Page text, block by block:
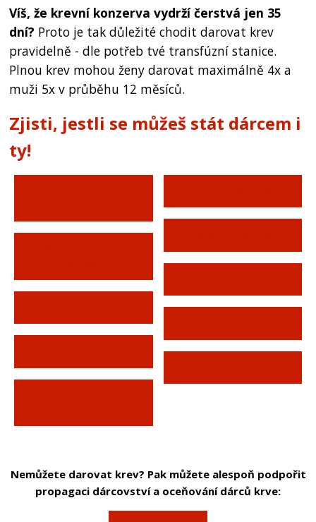
Víš, že krevní konzerva vydrží čerstvá jen 35
dní? Proto je tak důležité chodit darovat krev
pravidelně - dle potřeb tvé transfúzní stanice.
Plnou krev mohou ženy darovat maximálně 4x a
muži 5x v průběhu 12 měsíců.
Zjisti, jestli se můžeš stát dárcem i
ty!
Nemůžete darovat krev? Pak můžete alespoň podpořit
propagaci dárcovství a oceňování dárců krve: